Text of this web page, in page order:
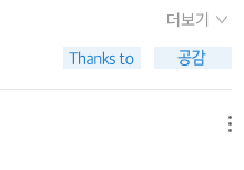
심히 독서하겠습니다. 정말 감
아니라, 생각하는 대로 살
치오! 무라카리 하루키의
라보았다. 기대에 못 미친 책
이츠> 나는 알래스카에서
은 옮김 / 다반 / 2012년 2
,어느날 내셔널 지오그래픽
을 보고 마음을 빼앗겨, 전공
생 많으셨습니다!!! 정말 고맙
더보기